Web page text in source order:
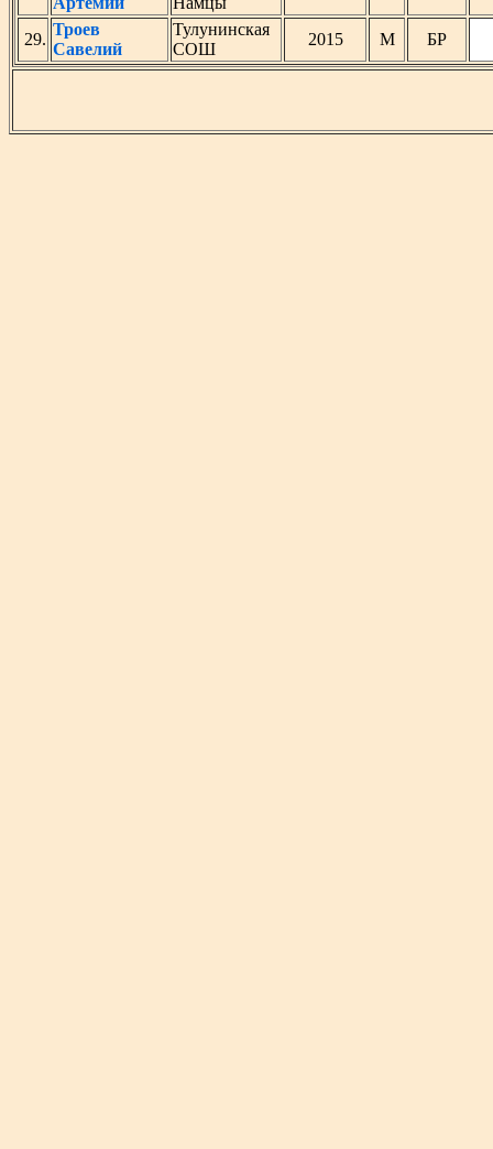
29.
Троев
Савелий
Тулунинская
СОШ
2015 М БР